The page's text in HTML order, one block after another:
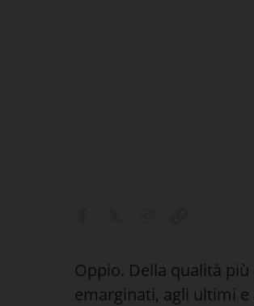
Oppio. Della qualità
emarginati, agli ultimi e